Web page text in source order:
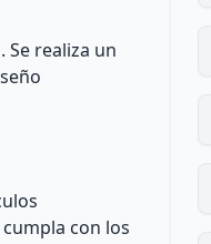
realiza un
con los